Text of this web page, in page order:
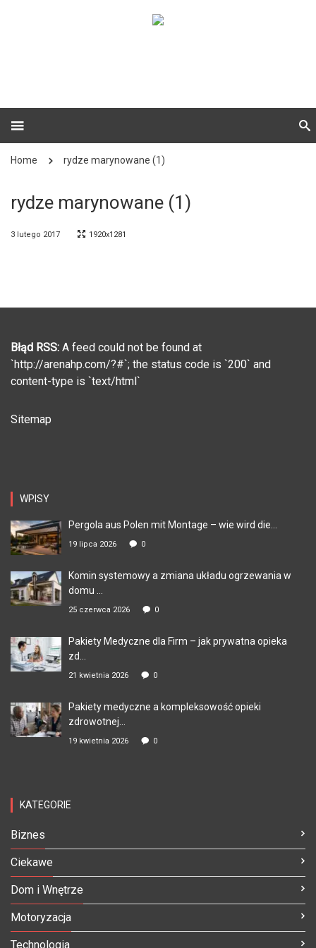
Home rydze marynowane (1)
rydze marynowane (1)
3 lutego 2017 1920x1281
Błąd RSS: A feed could not be found at
`http://arenahp.com/?#`; the status code is `200` and
content-type is `text/html`
Sitemap
WPISY
Pergola aus Polen mit Montage – wie wird die...
19 lipca 2026 0
Komin systemowy a zmiana układu ogrzewania w
domu ...
25 czerwca 2026 0
Pakiety Medyczne dla Firm – jak prywatna opieka
zd...
21 kwietnia 2026 0
Pakiety medyczne a kompleksowość opieki
zdrowotnej...
19 kwietnia 2026 0
KATEGORIE
Biznes
Ciekawe
Dom i Wnętrze
Motoryzacja
Technologia